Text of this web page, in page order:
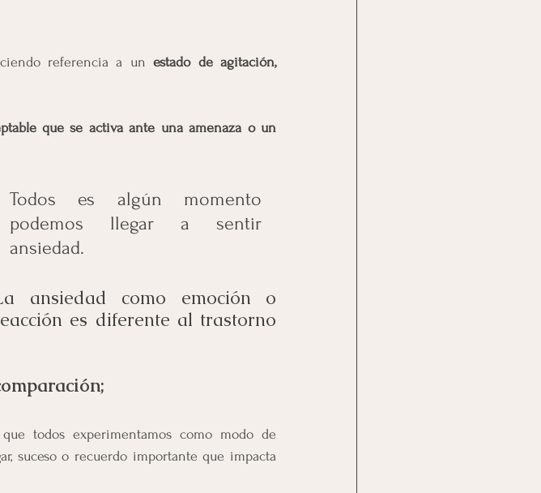
referencia a un estado de agitación,
que se activa ante una amenaza o un
Todos es algún momento
podemos llegar a sentir
ansiedad.
ansiedad como emoción o
es diferente al trastorno
todos experimentamos como modo de
suceso o recuerdo importante que impacta